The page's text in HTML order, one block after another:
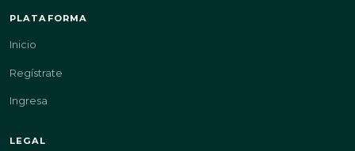
PLATAFORMA
Inicio
Regístrate
Ingresa
LEGAL